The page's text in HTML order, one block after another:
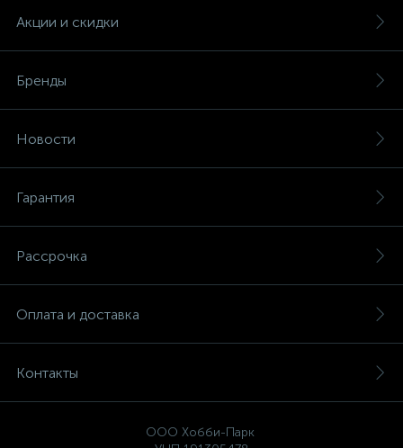
Акции и скидки
Бренды
Новости
Гарантия
Рассрочка
Оплата и доставка
Контакты
ООО Хобби-Парк